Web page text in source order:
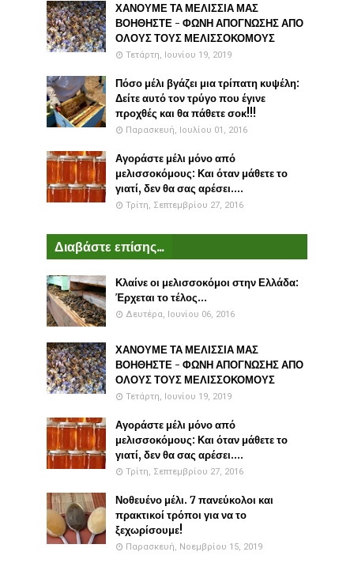
ΧΑΝΟΥΜΕ ΤΑ ΜΕΛΙΣΣΙΑ ΜΑΣ
ΒΟΗΘΗΣΤΕ - ΦΩΝΗ ΑΠΟΓΝΩΣΗΣ ΑΠΟ
ΟΛΟΥΣ ΤΟΥΣ ΜΕΛΙΣΣΟΚΟΜΟΥΣ
Τετάρτη, Ιουνίου 19, 2019
Πόσο μέλι βγάζει μια τρίπατη κυψέλη:
Δείτε αυτό τον τρύγο που έγινε
προχθές και θα πάθετε σοκ!!!
Παρασκευή, Ιουλίου 01, 2016
Αγοράστε μέλι μόνο από
μελισσοκόμους: Και όταν μάθετε το
γιατί, δεν θα σας αρέσει....
Τρίτη, Σεπτεμβρίου 27, 2016
Διαβάστε επίσης...
Κλαίνε οι μελισσοκόμοι στην Ελλάδα:
Έρχεται το τέλος...
Δευτέρα, Ιουνίου 06, 2016
ΧΑΝΟΥΜΕ ΤΑ ΜΕΛΙΣΣΙΑ ΜΑΣ
ΒΟΗΘΗΣΤΕ - ΦΩΝΗ ΑΠΟΓΝΩΣΗΣ ΑΠΟ
ΟΛΟΥΣ ΤΟΥΣ ΜΕΛΙΣΣΟΚΟΜΟΥΣ
Τετάρτη, Ιουνίου 19, 2019
Αγοράστε μέλι μόνο από
μελισσοκόμους: Και όταν μάθετε το
γιατί, δεν θα σας αρέσει....
Τρίτη, Σεπτεμβρίου 27, 2016
Νοθευένο μέλι. 7 πανεύκολοι και
πρακτικοί τρόποι για να το
ξεχωρίσουμε!
Παρασκευή, Νοεμβρίου 15, 2019